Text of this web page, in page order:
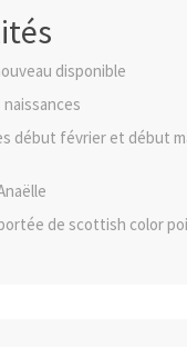
disponible
début février et début
de scottish color